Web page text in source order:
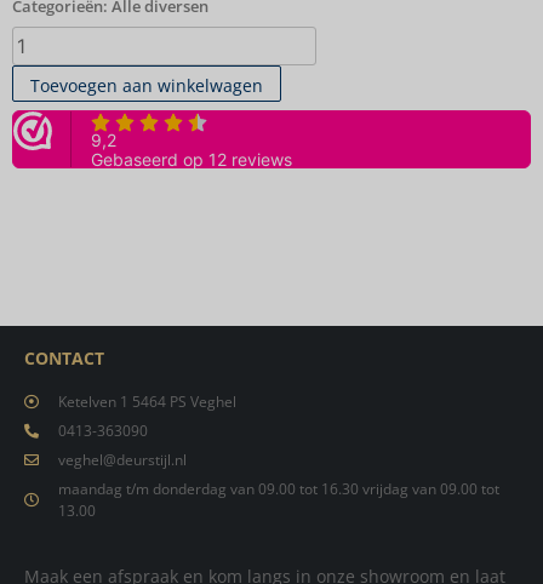
Categorieën: Alle diversen
Toevoegen aan winkelwagen
CONTACT
Ketelven 1 5464 PS Veghel
0413-363090
veghel@deurstijl.nl
maandag t/m donderdag van 09.00 tot 16.30 vrijdag van 09.00 tot
13.00
Maak een afspraak en kom langs in onze showroom en laat